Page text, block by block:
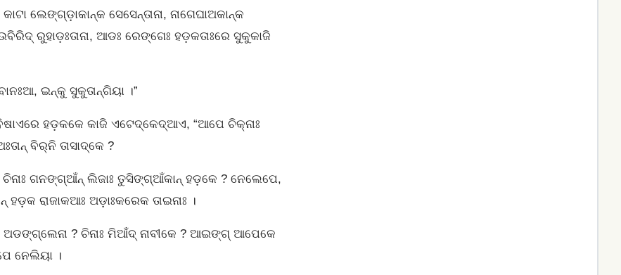
ଲେଙ୍ଗ୍‌ଡ଼ାକାନ୍‌କ ସେସେନ୍‌ତାନା, ନାଗେଘାଅକାନ୍‌କ
ରୁହାଡ଼ଃତାନା, ଆଡଃ ରେଙ୍ଗେଃ ହଡ଼କତାଃରେ ସୁକୁକାଜି
ଇନ୍‌କୁ ସୁକୁତାନ୍‌ଗିୟା ।”
ହଡ଼କକେ କାଜି ଏଟେଦ୍‌କେଦ୍‌ଆଏ, “ଆପେ ଚିକ୍‌ନାଃ
ବିର୍‌ନି ତାସାଦ୍‌କେ ?
ଚିନାଃ ଗନଙ୍ଗ୍‌ଆଁନ୍‌ ଲିଜାଃ ତୁସିଙ୍ଗ୍‌ଆଁକାନ୍ ହଡ଼କେ ? ନେଲେପେ,
ରାଜାକଆଃ ଅଡ଼ାଃକରେକ ତାଇନାଃ ।
ଅଡଙ୍ଗ୍‌ଲେନା ? ଚିନାଃ ମିଆଁଦ୍‌ ନାବୀକେ ? ଆଇଙ୍ଗ୍‌ ଆପେକେ
ନେଲିୟା ।